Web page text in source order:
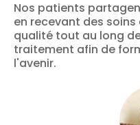
Nos patients
en recevant des
qualité tout au long
traitement afin de
l'avenir.